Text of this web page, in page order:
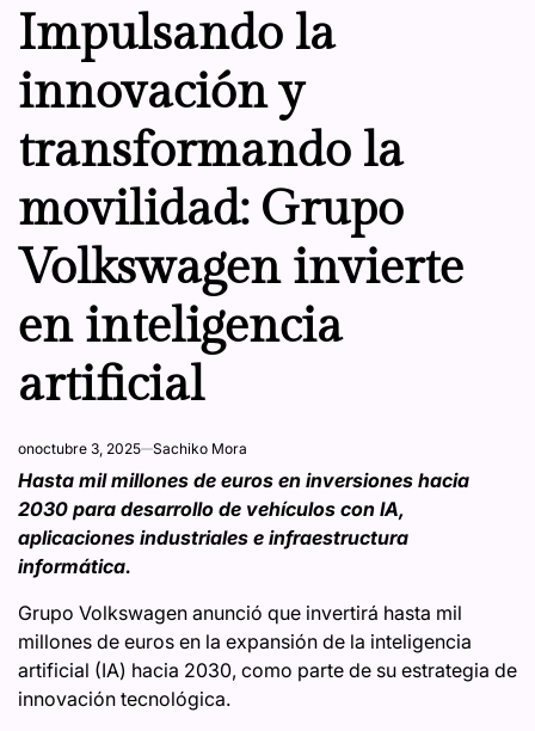
IN
Impulsando la
innovación y
transformando la
movilidad: Grupo
Volkswagen invierte
en inteligencia
artificial
onoctubre 3, 2025 Sachiko Mora
Hasta mil millones de euros en inversiones hacia
2030 para desarrollo de vehículos con IA,
aplicaciones industriales e infraestructura
informática.
Grupo Volkswagen anunció que invertirá hasta mil
millones de euros en la expansión de la inteligencia
artificial (IA) hacia 2030, como parte de su estrategia de
innovación tecnológica. ​